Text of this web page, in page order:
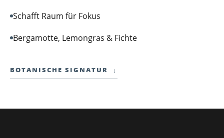
Schafft Raum für Fokus
Bergamotte, Lemongras & Fichte
BOTANISCHE SIGNATUR ↓